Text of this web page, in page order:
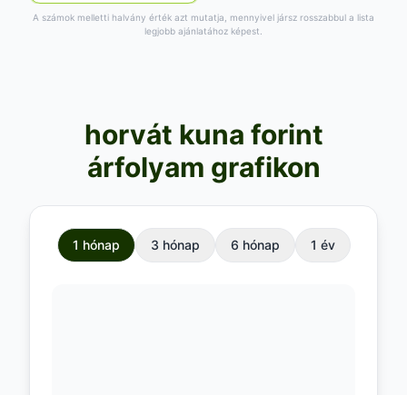
A számok melletti halvány érték azt mutatja, mennyivel jársz rosszabbul a lista
legjobb ajánlatához képest.
horvát kuna forint
árfolyam grafikon
1 hónap 3 hónap 6 hónap 1 év